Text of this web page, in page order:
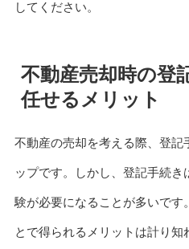
してください。
不動産売却時の登
任せるメリット
不動産の売却を考える際、登記
ップです。しかし、登記手続
験が必要になることが多いです
とで得られるメリットは計り